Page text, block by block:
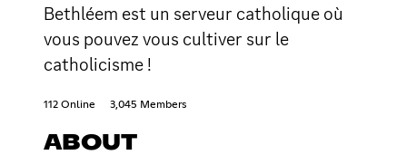
Bethléem est un serveur catholique où
vous pouvez vous cultiver sur le
catholicisme !
112 Online 3,045 Members
ABOUT